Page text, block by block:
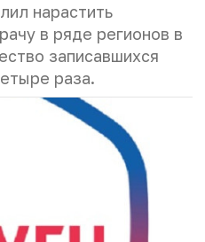
нарастить
в ряде регионов в
записавшихся
раза.